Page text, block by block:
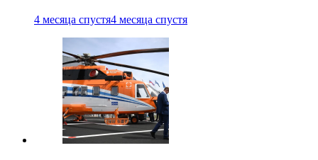
4 месяца спустя4 месяца спустя